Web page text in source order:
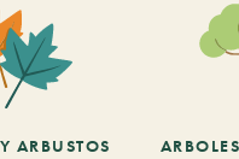
ARBUSTOS